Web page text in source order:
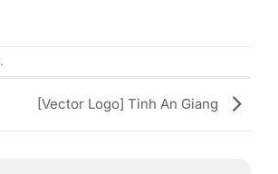
.
[Vector Logo] Tỉnh An Giang